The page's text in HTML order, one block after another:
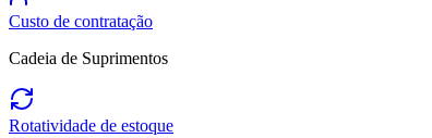
Custo de contratação
Cadeia de Suprimentos
Rotatividade de estoque